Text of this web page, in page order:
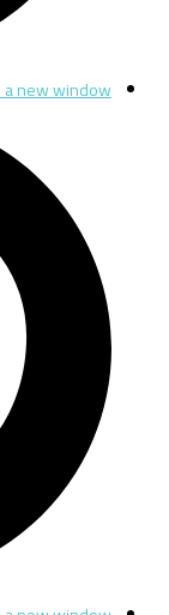
new window